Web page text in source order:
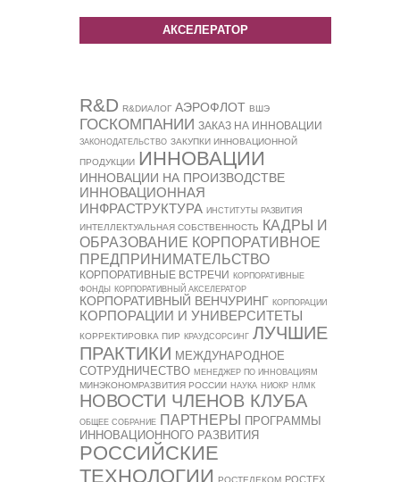
АКСЕЛЕРАТОР
R&D R&DИАЛОГ АЭРОФЛОТ ВШЭ
ГОСКОМПАНИИ ЗАКАЗ НА ИННОВАЦИИ
ЗАКОНОДАТЕЛЬСТВО ЗАКУПКИ ИННОВАЦИОННОЙ
ПРОДУКЦИИ ИННОВАЦИИ
ИННОВАЦИИ НА ПРОИЗВОДСТВЕ
ИННОВАЦИОННАЯ
ИНФРАСТРУКТУРА ИНСТИТУТЫ РАЗВИТИЯ
ИНТЕЛЛЕКТУАЛЬНАЯ СОБСТВЕННОСТЬ КАДРЫ И
ОБРАЗОВАНИЕ КОРПОРАТИВНОЕ
ПРЕДПРИНИМАТЕЛЬСТВО
КОРПОРАТИВНЫЕ ВСТРЕЧИ
КОРПОРАТИВНЫЕ
ФОНДЫ
КОРПОРАТИВНЫЙ АКСЕЛЕРАТОР
КОРПОРАТИВНЫЙ ВЕНЧУРИНГ КОРПОРАЦИИ
КОРПОРАЦИИ И УНИВЕРСИТЕТЫ
КОРРЕКТИРОВКА ПИР КРАУДСОРСИНГ ЛУЧШИЕ
ПРАКТИКИ МЕЖДУНАРОДНОЕ
СОТРУДНИЧЕСТВО МЕНЕДЖЕР ПО ИННОВАЦИЯМ
МИНЭКОНОМРАЗВИТИЯ РОССИИ НАУКА НИОКР НЛМК
НОВОСТИ ЧЛЕНОВ КЛУБА
ОБЩЕЕ СОБРАНИЕ ПАРТНЕРЫ
ПРОГРАММЫ
ИННОВАЦИОННОГО РАЗВИТИЯ
РОССИЙСКИЕ
ТЕХНОЛОГИИ
РОСТЕЛЕКОМ РОСТЕХ